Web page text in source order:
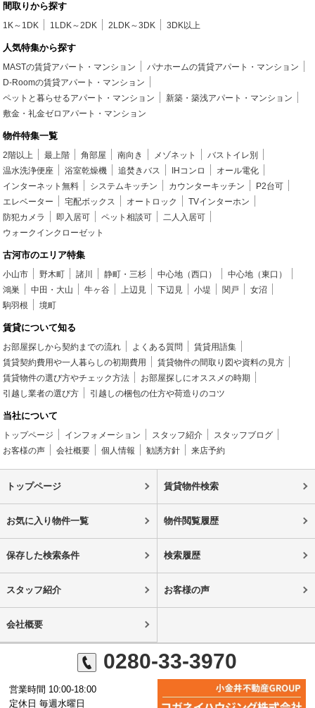
間取りから探す
1K～1DK 1LDK～2DK 2LDK～3DK 3DK以上
人気特集から探す
MASTの賃貸アパート・マンション
パナホームの賃貸アパート・マンション
D-Roomの賃貸アパート・マンション
ペットと暮らせるアパート・マンション
新築・築浅アパート・マンション
敷金・礼金ゼロアパート・マンション
物件特集一覧
2階以上 最上階 角部屋 南向き メゾネット
バストイレ別
温水洗浄便座
浴室乾燥機 追焚きバス IHコンロ
オール電化
インターネット無料
システムキッチン カウンターキッチン
P2台可
エレベーター
宅配ボックス オートロック
TVインターホン
防犯カメラ
即入居可 ペット相談可
二人入居可
ウォークインクローゼット
古河市のエリア特集
小山市 野木町 諸川 静町・三杉 中心地（西口）
中心地（東口）
鴻巣
中田・大山 牛ヶ谷 上辺見 下辺見 小堤 関戸
女沼
駒羽根
境町
賃貸について知る
お部屋探しから契約までの流れ よくある質問
賃貸用語集
賃貸契約費用や一人暮らしの初期費用
賃貸物件の間取り図や資料の見方
賃貸物件の選び方やチェック方法
お部屋探しにオススメの時期
引越し業者の選び方
引越しの梱包の仕方や荷造りのコツ
当社について
トップページ インフォメーション スタッフ紹介
スタッフブログ
お客様の声
会社概要 個人情報 勧誘方針 来店予約
トップページ 賃貸物件検索
お気に入り物件一覧 物件閲覧履歴
保存した検索条件 検索履歴
スタッフ紹介 お客様の声
会社概要
0280-33-3970
営業時間 10:00-18:00
定休日 毎週水曜日